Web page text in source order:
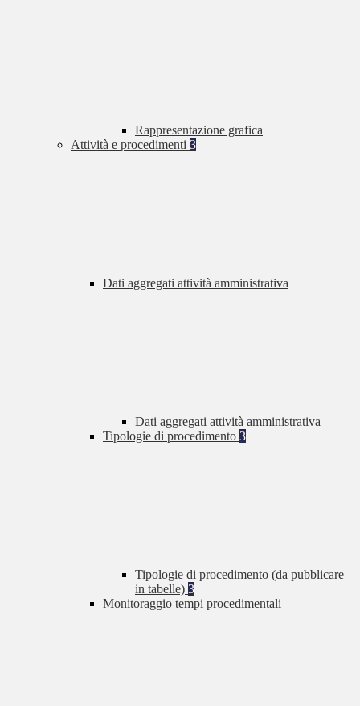
Rappresentazione grafica
Attività e procedimenti 3
Dati aggregati attività amministrativa
Dati aggregati attività amministrativa
Tipologie di procedimento 3
Tipologie di procedimento (da pubblicare
in tabelle) 3
Monitoraggio tempi procedimentali